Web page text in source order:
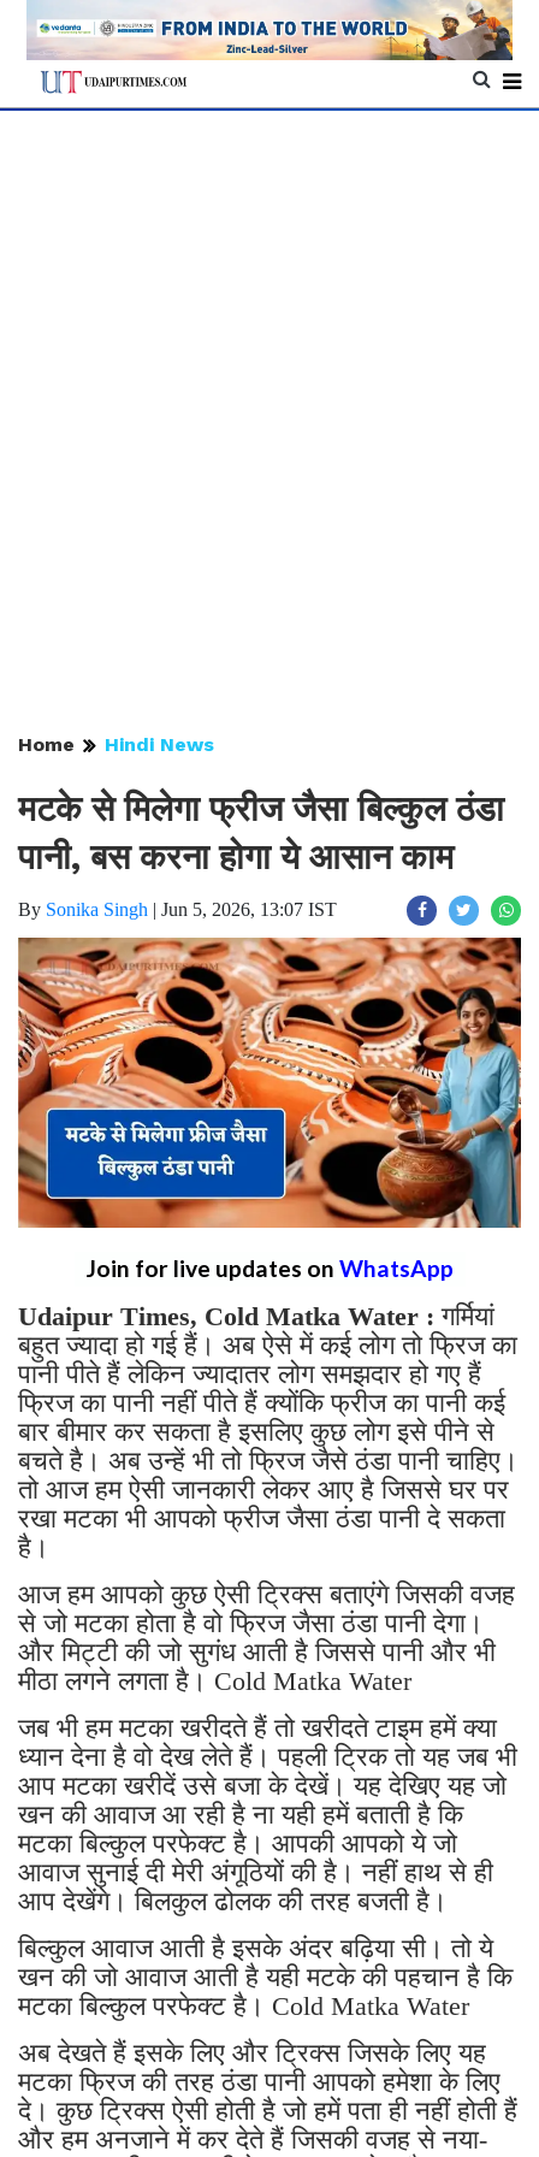
Home Hindi News
मटके से मिलेगा फ्रीज जैसा बिल्कुल ठंडा
पानी, बस करना होगा ये आसान काम
By Sonika Singh | Jun 5, 2026, 13:07 IST
Join for live updates on WhatsApp
Udaipur Times, Cold Matka Water :गर्मियां
बहुत ज्यादा हो गई हैं। अब ऐसे में कई लोग तो फ्रिज का
पानी पीते हैं लेकिन ज्यादातर लोग समझदार हो गए हैं
फ्रिज का पानी नहीं पीते हैं क्योंकि फ्रीज का पानी कई
बार बीमार कर सकता है इसलिए कुछ लोग इसे पीने से
बचते है। अब उन्हें भी तो फ्रिज जैसे ठंडा पानी चाहिए।
तो आज हम ऐसी जानकारी लेकर आए है जिससे घर पर
रखा मटका भी आपको फ्रीज जैसा ठंडा पानी दे सकता
है।
आज हम आपको कुछ ऐसी ट्रिक्स बताएंगे जिसकी वजह
से जो मटका होता है वो फ्रिज जैसा ठंडा पानी देगा।
और मिट्टी की जो सुगंध आती है जिससे पानी और भी
मीठा लगने लगता है। Cold Matka Water
जब भी हम मटका खरीदते हैं तो खरीदते टाइम हमें क्या
ध्यान देना है वो देख लेते हैं। पहली ट्रिक तो यह जब भी
आप मटका खरीदें उसे बजा के देखें। यह देखिए यह जो
खन की आवाज आ रही है ना यही हमें बताती है कि
मटका बिल्कुल परफेक्ट है। आपकी आपको ये जो
आवाज सुनाई दी मेरी अंगूठियों की है। नहीं हाथ से ही
आप देखेंगे। बिलकुल ढोलक की तरह बजती है।
बिल्कुल आवाज आती है इसके अंदर बढ़िया सी। तो ये
खन की जो आवाज आती है यही मटके की पहचान है कि
मटका बिल्कुल परफेक्ट है। Cold Matka Water
अब देखते हैं इसके लिए और ट्रिक्स जिसके लिए यह
मटका फ्रिज की तरह ठंडा पानी आपको हमेशा के लिए
दे। कुछ ट्रिक्स ऐसी होती है जो हमें पता ही नहीं होती हैं
और हम अनजाने में कर देते हैं जिसकी वजह से नया-